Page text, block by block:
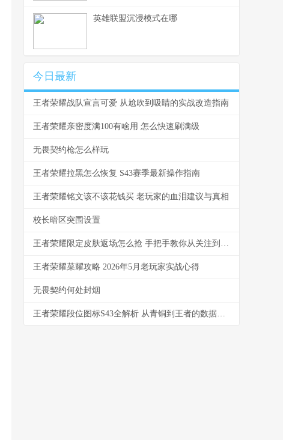
英雄联盟沉浸模式在哪
今日最新
王者荣耀战队宣言可爱 从尬吹到吸睛的实战改造指南
王者荣耀亲密度满100有啥用 怎么快速刷满级
无畏契约枪怎么样玩
王者荣耀拉黑怎么恢复 S43赛季最新操作指南
王者荣耀铭文该不该花钱买 老玩家的血泪建议与真相
校长暗区突围设置
王者荣耀限定皮肤返场怎么抢 手把手教你从关注到入手
王者荣耀菜耀攻略 2026年5月老玩家实战心得
无畏契约何处封烟
王者荣耀段位图标S43全解析 从青铜到王者的数据与实战洞察